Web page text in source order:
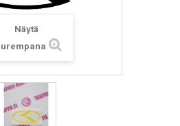
Näytä